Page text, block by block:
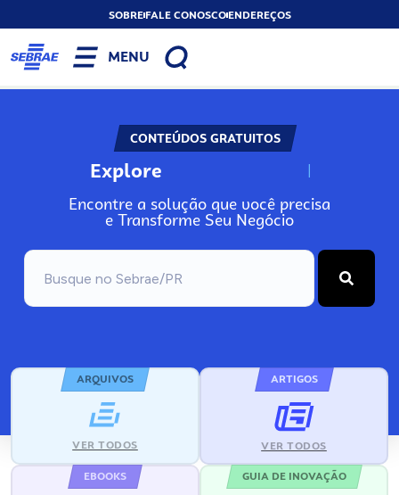
SOBREFALE CONOSCOENDEREÇOS
MENU
CONTEÚDOS GRATUITOS
Explore N
Encontre a solução que você precisa
e Transforme Seu Negócio
ARQUIVOS
VER TODOS
ARTIGOS
VER TODOS
EBOOKS GUIA DE INOVAÇÃO